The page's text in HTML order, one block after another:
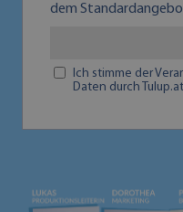
dem
Ich stimme der
Daten durch Tulup.at